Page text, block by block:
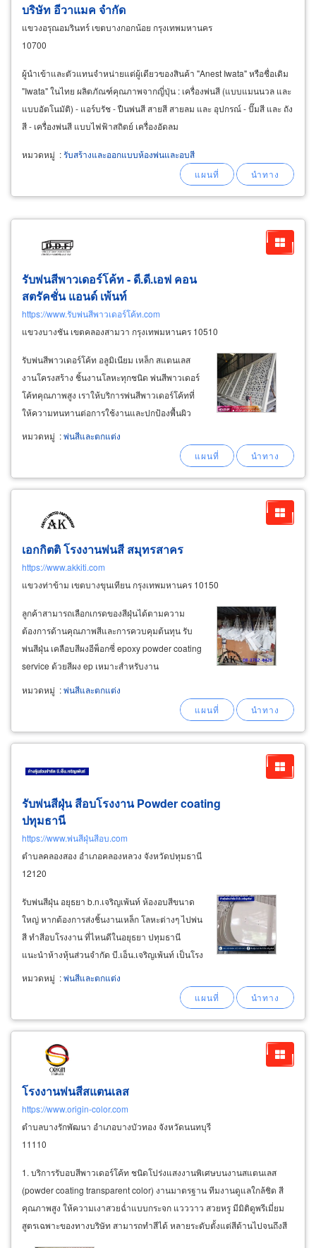
บริษัท อีวาแมค จำกัด
แขวงอรุณอมรินทร์ เขตบางกอกน้อย กรุงเทพมหานคร
10700
ผู้นำเข้าและตัวแทนจำหน่ายแต่ผู้เดียวของสินค้า "Anest Iwata" หรือชื่อเดิม
"Iwata" ในไทย ผลิตภัณฑ์คุณภาพจากญี่ปุ่น : เครื่องพ่นสี (แบบแมนนวล และ
แบบอัตโนมัติ) - แอร์บรัช - ปืนพ่นสี สายสี สายลม และ อุปกรณ์ - ปั๊มสี และ ถัง
สี - เครื่องพ่นสี แบบไฟฟ้าสถิตย์ เครื่องอัดลม
หมวดหมู่ :รับสร้างและออกแบบห้องพ่นและอบสี
รับพ่นสีพาวเดอร์โค้ท - ดี.ดี.เอฟ คอน
สตรัคชั่น แอนด์ เพ้นท์
https://www.รับพ่นสีพาวเดอร์โค้ท.com
แขวงบางชัน เขตคลองสามวา กรุงเทพมหานคร 10510
รับพ่นสีพาวเดอร์โค้ท อลูมิเนียม เหล็ก สแตนเลส
งานโครงสร้าง ชิ้นงานโลหะทุกชนิด พ่นสีพาวเดอร์
โค้ทคุณภาพสูง เราให้บริการพ่นสีพาวเดอร์โค้ทที่
ให้ความทนทานต่อการใช้งานและปกป้องพื้นผิว
โลหะได้อย่างดีเยี่ยม ไม่ว่าจะเป็นอลูมิเนียม เหล็ก ส
แตนเลส หรืองานโครงสร้างขนาดใหญ่ เรามีทีม
หมวดหมู่ :พ่นสีและตกแต่ง
เอกกิตติ โรงงานพ่นสี สมุทรสาคร
https://www.akkiti.com
แขวงท่าข้าม เขตบางขุนเทียน กรุงเทพมหานคร 10150
ลูกค้าสามารถเลือกเกรดของสีฝุ่นได้ตามความ
ต้องการด้านคุณภาพสีและการควบคุมต้นทุน รับ
พ่นสีฝุ่น เคลือบสีผงอีพ็อกซี่ epoxy powder coating
service ด้วยสีผง ep เหมาะสำหรับงาน
อุตสาหกรรม เช่น อุปกรณ์ ชิ้นส่วนอะไหล่รถยนต์
ชิ้นส่วนอะไหล่เครื่องจักรกล หรือชิ้นงานที่ต้องทน
ต่อสารเคมีทนทานสารเคมีทนต่อสารละลายกรด-
ด่าง
หมวดหมู่ :พ่นสีและตกแต่ง
รับพ่นสีฝุ่น สีอบโรงงาน Powder coating
ปทุมธานี
https://www.พ่นสีฝุ่นสีอบ.com
ตำบลคลองสอง อำเภอคลองหลวง จังหวัดปทุมธานี
12120
รับพ่นสีฝุ่น อยุธยา b.n.เจริญเพ้นท์ ห้องอบสีขนาด
ใหญ่ หากต้องการส่งชิ้นงานเหล็ก โลหะต่างๆ ไปพ่น
สี ทำสีอบโรงงาน ที่ไหนดีในอยุธยา ปทุมธานี
แนะนำห้างหุ้นส่วนจำกัด บี.เอ็น.เจริญเพ้นท์ เป็นโรง
พ่นสีที่บริการรับพ่นสีฝุ่น (powder coating) โดยมี
ห้องหรือตู้อบขนาดใหญ่ 6.5x3x2.5 เพื่อรองรับชิ้น
หมวดหมู่ :พ่นสีและตกแต่ง
โรงงานพ่นสีสแตนเลส
https://www.origin-color.com
ตำบลบางรักพัฒนา อำเภอบางบัวทอง จังหวัดนนทบุรี
11110
1. บริการรับอบสีพาวเดอร์โค้ท ชนิดโปร่งแสงงานพิเศษบนงานสแตนเลส
(powder coating transparent color) งานมาตรฐาน ทีมงานดูแลใกล้ชิด สี
คุณภาพสูง ให้ความเงาสวยฉ่ำแบบกระจก แวววาว สวยหรู มีมิติดูพรีเมี่ยม
สูตรเฉพาะของทางบริษัท สามารถทำสีได้ หลายระดับตั้งแต่สีด้านไปจนถึงสี